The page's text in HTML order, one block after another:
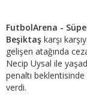
FutbolArena -
Beşiktaş karşı
gelişen atağında
Necip Uysal ile
penaltı beklentisinde
verdi.